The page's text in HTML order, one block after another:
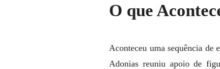
O que
Aconteceu uma sequência de
Adonias reuniu apoio de